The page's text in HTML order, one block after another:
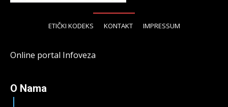
ETIČKI KODEKS KONTAKT IMPRESSUM
Online portal Infoveza
O Nama